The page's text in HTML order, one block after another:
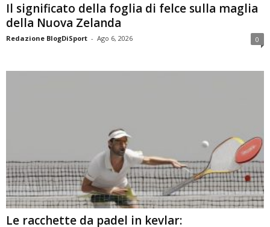
Il significato della foglia di felce sulla maglia
della Nuova Zelanda
Redazione BlogDiSport - Ago 6, 2026 0
Le racchette da padel in kevlar: